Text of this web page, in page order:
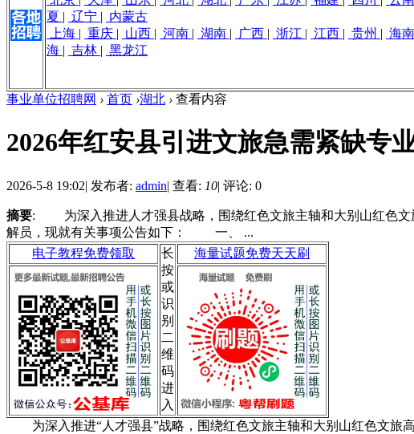
夏 | 辽宁 | 内蒙古
上海 | 重庆 | 山西 | 河南 | 湖南 | 广西 | 浙江 | 江西 | 贵州 | 海南
海 | 吉林 | 黑龙江
事业单位招聘网 › 首页 ›湖北 › 查看内容
2026年红安县引进文旅急需紧缺专
2026-5-8 19:02| 发布者: admin| 查看: 10| 评论: 0
摘要: 为深入推进人才强县战略，围绕红色文旅主轴和大别山红色文
解员，现就有关事项公告如下： 一、 ...
电子教程免费领取
长
按
或
识
别
二
维
码
进
入
海量试题免费天天刷
为深入推进“人才强县”战略，围绕红色文旅主轴和大别山红色文旅